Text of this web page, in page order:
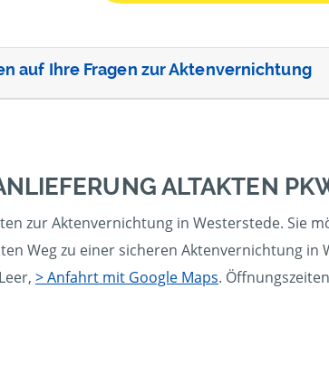
auf Ihre Fragen zur Aktenvernichtung
ALTAKTEN
zur Aktenvernichtung in Westerstede. Sie
Weg zu einer sicheren Aktenvernichtung in
> Anfahrt mit Google Maps.